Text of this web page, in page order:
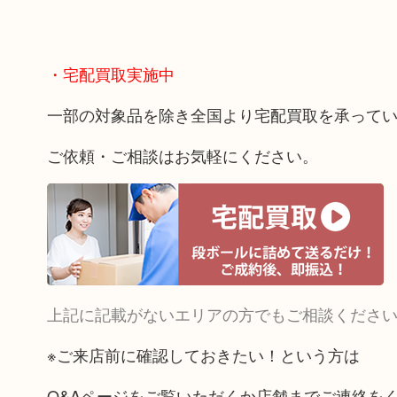
・宅配買取実施中
一部の対象品を除き全国より宅配買取を承ってい
ご依頼・ご相談はお気軽にください。
上記に記載がないエリアの方でもご相談ください
※ご来店前に確認しておきたい！という方は